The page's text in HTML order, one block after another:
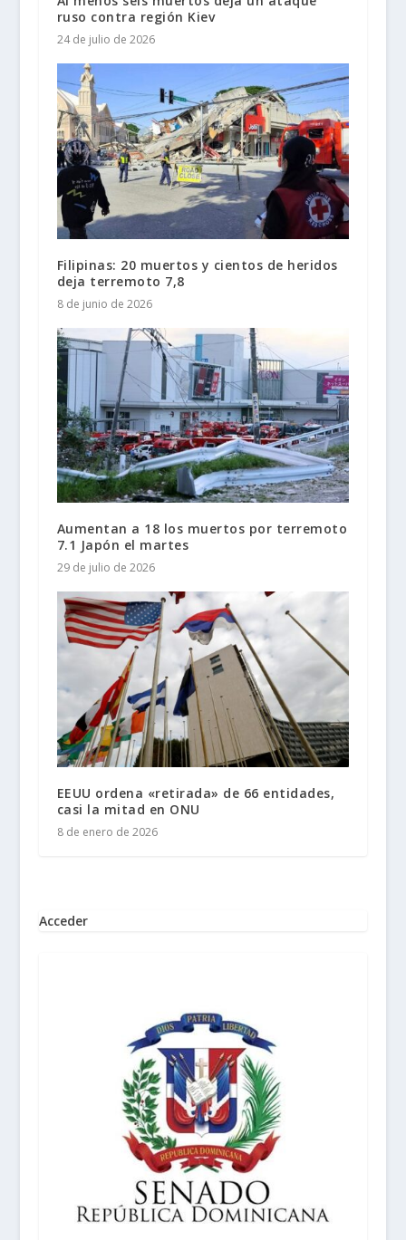
ruso contra región Kiev
24 de julio de 2026
Filipinas: 20 muertos y cientos de heridos
deja terremoto 7,8
8 de junio de 2026
Aumentan a 18 los muertos por terremoto
7.1 Japón el martes
29 de julio de 2026
EEUU ordena «retirada» de 66 entidades,
casi la mitad en ONU
8 de enero de 2026
Acceder